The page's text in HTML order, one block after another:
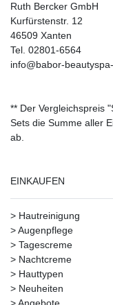
Ruth Bercker GmbH
Kurfürstenstr. 12
46509 Xanten
Tel. 02801-6564
info@babor-
** Der Vergleichspreis
Sets die Summe aller
ab.
EINKAUFEN
> Hautreinigung
>Augenpflege
> Tagescreme
> Nachtcreme
> Hauttypen
> Neuheiten